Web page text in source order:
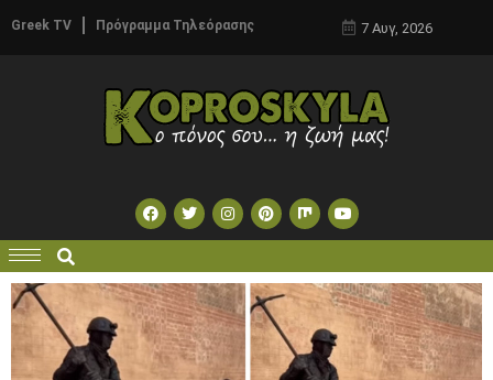
Greek TV Πρόγραμμα Τηλεόρασης 7 Αυγ, 2026